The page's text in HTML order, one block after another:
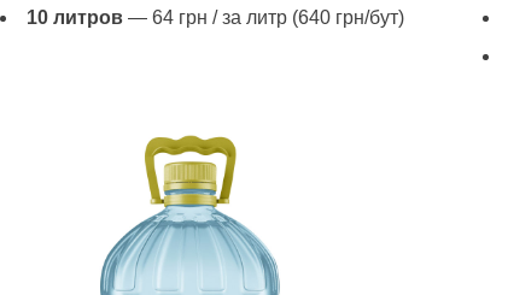
10 литров— 64 грн / за литр (640 грн/бут)